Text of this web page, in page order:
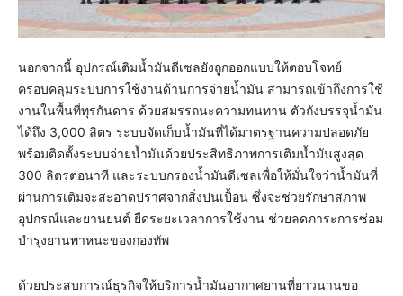
นอกจากนี้ อุปกรณ์เติมน้ำมันดีเซลยังถูกออกแบบให้ตอบโจทย์
ครอบคลุมระบบการใช้งานด้านการจ่ายน้ำมัน สามารถเข้าถึงการใช้
งานในพื้นที่ทุรกันดาร ด้วยสมรรถนะความทนทาน ตัวถังบรรจุน้ำมัน
ได้ถึง 3,000 ลิตร ระบบจัดเก็บน้ำมันที่ได้มาตรฐานความปลอดภัย
พร้อมติดตั้งระบบจ่ายน้ำมันด้วยประสิทธิภาพการเติมน้ำมันสูงสุด
300 ลิตรต่อนาที และระบบกรองน้ำมันดีเซลเพื่อให้มั่นใจว่าน้ำมันที่
ผ่านการเติมจะสะอาดปราศจากสิ่งปนเปื้อน ซึ่งจะช่วยรักษาสภาพ
อุปกรณ์และยานยนต์ ยืดระยะเวลาการใช้งาน ช่วยลดภาระการซ่อม
บำรุงยานพาหนะของกองทัพ
ด้วยประสบการณ์ธุรกิจให้บริการน้ำมันอากาศยานที่ยาวนานขอ